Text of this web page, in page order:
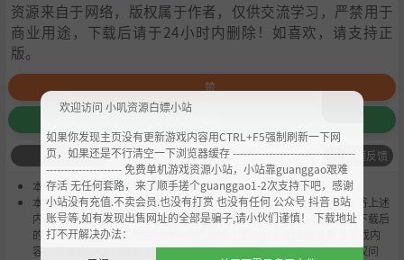
资源来自于网络，版权属于作者，仅供交流学习，严禁用于
商业用途，下载后请于24小时内删除！如喜欢，请支持正
版。
赞
问题反馈
本作品是由小叽资源 会员Chobits's 搬运作品.
本站提供的资源转载自国内外各大媒体和网络，仅供试玩体验；不得将上述
内容用于商业或者非法用途，否则，一切后果请用户自负。您必须在下载后
的24个小时之内，从您的电脑中彻底删除上述内容。如果您喜欢该游戏内
容，请支持正版，购买注册，得到更好的正版服务。我们非常重视版权问
欢迎访问 小叽资源白嫖小站
如果你发现主页没有更新游戏内容用CTRL+F5强制刷新一下网
页，如果还是不行清空一下浏览器缓存 ----------------------------------
--------------------- 免费单机游戏资源小站，小站靠guanggao艰难
存活 无任何套路，来了顺手搓个guanggao1-2次支持下吧，感谢
小站没有充值.不卖会员.也没有打赏 也没有任何 公众号 抖音 B站
账号等,如有发现出售网址的全部是骗子,请小伙们谨慎！ 下载地址
打不开解决办法：